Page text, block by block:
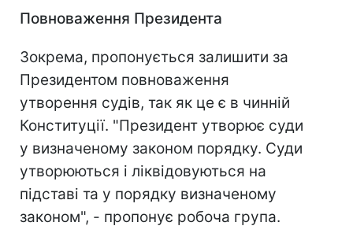
Повноваження Президента
Зокрема, пропонується залишити за
Президентом повноваження
утворення судів, так як це є в чинній
Конституції. "Президент утворює суди
у визначеному законом порядку. Суди
утворюються і ліквідовуються на
підставі та у порядку визначеному
законом", - пропонує робоча група.